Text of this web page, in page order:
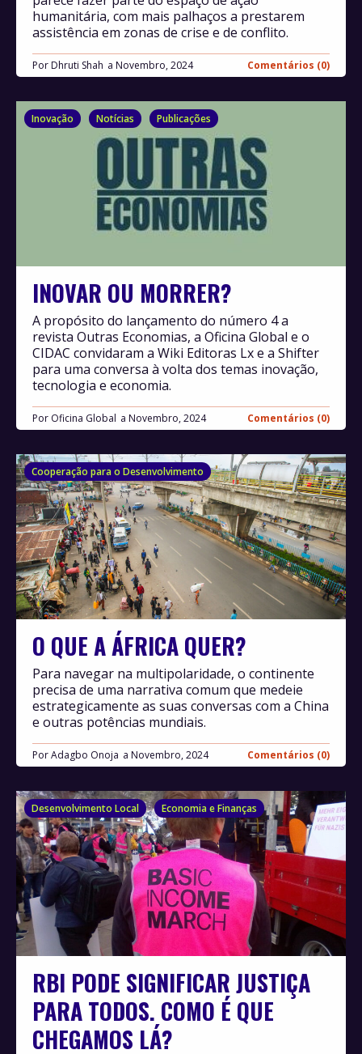
Por Dhruti Shah Novembro, 2024 Comentários (0)
humanitária, com mais palhaços a prestarem
assistência em zonas de crise e de conflito.
Inovação Notícias Publicações
INOVAR OU MORRER?
Por Oficina Global Novembro, 2024 Comentários (0)
A propósito do lançamento do número 4 a
revista Outras Economias, a Oficina Global e o
CIDAC convidaram a Wiki Editoras Lx e a Shifter
para uma conversa à volta dos temas inovação,
tecnologia e economia.
Cooperação para o Desenvolvimento
O QUE A ÁFRICA QUER?
PorAdagbo Onoja Novembro, 2024 Comentários (0)
Para navegar na multipolaridade, o continente
precisa de uma narrativa comum que medeie
estrategicamente as suas conversas com a China
e outras potências mundiais.
Desenvolvimento Local Economia e Finanças
RBI PODE SIGNIFICAR JUSTIÇA
PARA TODOS. COMO É QUE
CHEGAMOS LÁ?